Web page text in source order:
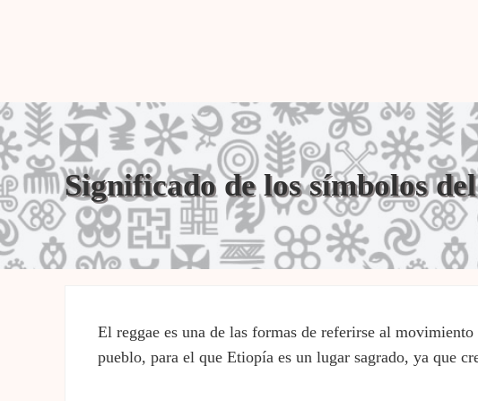
Significado de los símbolos
El reggae es una de las formas de referirse al
pueblo, para el que Etiopía es un lugar sagrado, ya que